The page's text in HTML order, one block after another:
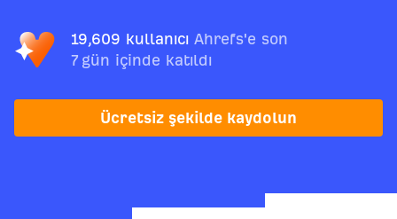
19,609 kullanıcı Ahrefs'e son
7 gün içinde katıldı
Ücretsiz şekilde kaydolun